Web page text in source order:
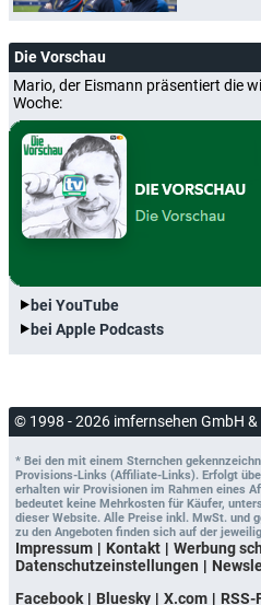
Die Vorschau
Mario, der Eismann präsentiert die
Woche:
bei YouTube
bei Apple Podcasts
© 1998 - 2026 imfernsehen GmbH &
* Bei den mit einem Sternchen
Provisions-Links (Affiliate-Links). Erfolgt
erhalten wir Provisionen im Rahmen eines
bedeutet keine Mehrkosten für Käufer,
dieser Website. Alle Preise inkl. MwSt. und
zu den Angeboten finden sich auf der
Impressum Kontakt Werbung
Datenschutzeinstellungen
Facebook
Bluesky X.com RSS-